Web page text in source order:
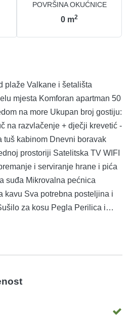
POVRŠINA OKUĆNICE
0 m2
plaže Valkane i šetališta
mjesta Komforan apartman 50
na more Ukupan broj gostiju:
na razvlačenje + dječji krevetić -
tuš kabinom Dnevni boravak
prostoriji Satelitska TV WIFI
i serviranje hrane i pića
kavu Sva potrebna posteljina i
za kosu Pegla Perilica i